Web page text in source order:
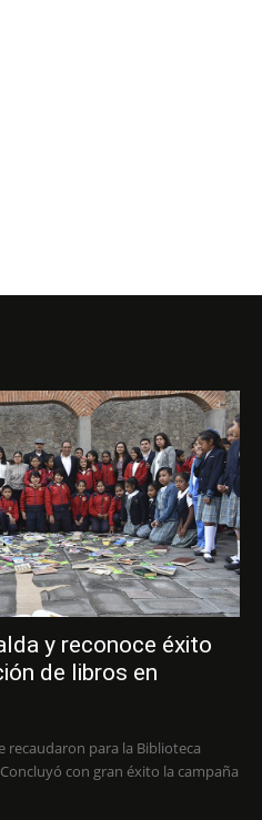
y reconoce éxito
de libros en
recaudaron para la Biblioteca